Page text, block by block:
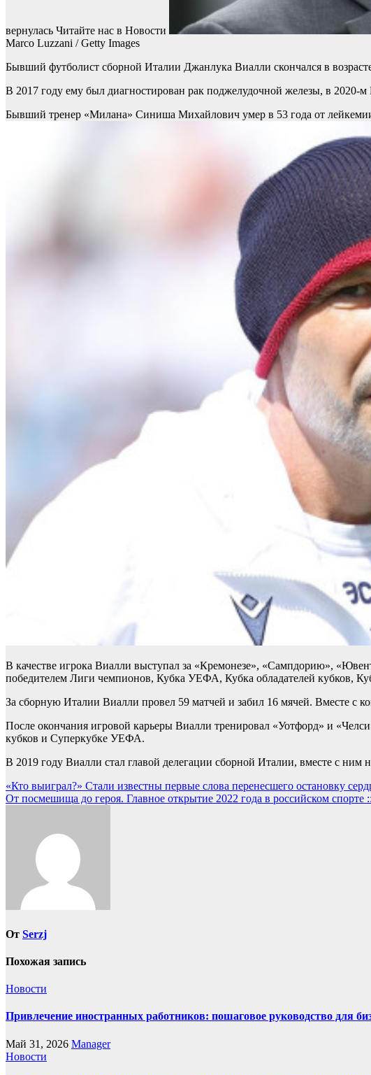
вернулась Читайте нас в Новости
Marco Luzzani / Getty Images
Бывший футболист сборной Италии Джанлука Виалли скончался в
В 2017 году ему был диагностирован рак поджелудочной железы, в 2020-м
Бывший тренер «Милана» Синиша Михайлович умер в 53 года от
В качестве игрока Виалли выступал за «Кремонезе», «Сампдорию»,
победителем Лиги чемпионов, Кубка УЕФА, Кубка обладателей кубков,
За сборную Италии Виалли провел 59 матчей и забил 16 мячей. Вместе с
После окончания игровой карьеры Виалли тренировал «Уотфорд» и
кубков и Суперкубке УЕФА.
В 2019 году Виалли стал главой делегации сборной Италии, вместе с ним
Навигация
по
«Кто выиграл?» Стали известны первые слова перенесшего остановку
От посмешища до героя. Главное открытие 2022 года в российском
От Serzj
Похожая запись
Новости
Привлечение иностранных работников: пошаговое руководство для
Май 31, 2026 Manager
Новости